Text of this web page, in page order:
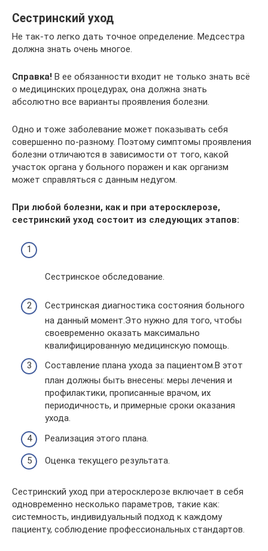
Сестринский уход
Не так-то легко дать точное определение. Медсестра
должна знать очень многое.
Справка! В ее обязанности входит не только знать всё
о медицинских процедурах, она должна знать
абсолютно все варианты проявления болезни.
Одно и тоже заболевание может показывать себя
совершенно по-разному. Поэтому симптомы проявления
болезни отличаются в зависимости от того, какой
участок органа у больного поражен и как организм
может справляться с данным недугом.
При любой болезни, как и при атеросклерозе,
сестринский уход состоит из следующих этапов:
Сестринское обследование.
Сестринская диагностика состояния больного
на данный момент.Это нужно для того, чтобы
своевременно оказать максимально
квалифицированную медицинскую помощь.
Составление плана ухода за пациентом.В этот
план должны быть внесены: меры лечения и
профилактики, прописанные врачом, их
периодичность, и примерные сроки оказания
ухода.
Реализация этого плана.
Оценка текущего результата.
Сестринский уход при атеросклерозе включает в себя
одновременно несколько параметров, такие как:
системность, индивидуальный подход к каждому
пациенту, соблюдение профессиональных стандартов.